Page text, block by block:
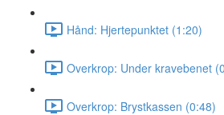
Hånd: Hjertepunktet (1:20)
Overkrop: Under kravebenet
Overkrop: Brystkassen (0:48)